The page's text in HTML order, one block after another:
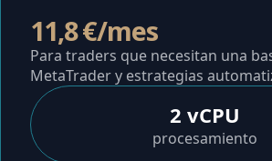
11,8 €/mes
Para traders que necesitan una
MetaTrader y estrategias
2 vCPU
procesamiento